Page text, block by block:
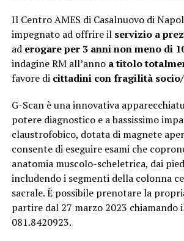
Il Centro AMES di Casalnuovo di
impegnato ad offrire il servizio a
ad erogare per 3 anni non meno di
indagine RM all’annoa titolo
favore dicittadini con fragilità
G-Scan è una innovativa
potere diagnostico e a bassissimo
claustrofobico, dotata di magnete
consente di eseguire esami che
anatomia muscolo-scheletrica, dai
includendo i segmenti della colonna
sacrale. È possibile prenotare la
partire dal 27 marzo 2023 chiamando
081.8420923.